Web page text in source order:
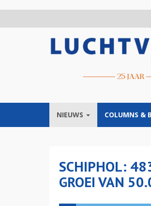
NIEUWS COLUMNS &
SCHIPHOL:
GROEI VAN